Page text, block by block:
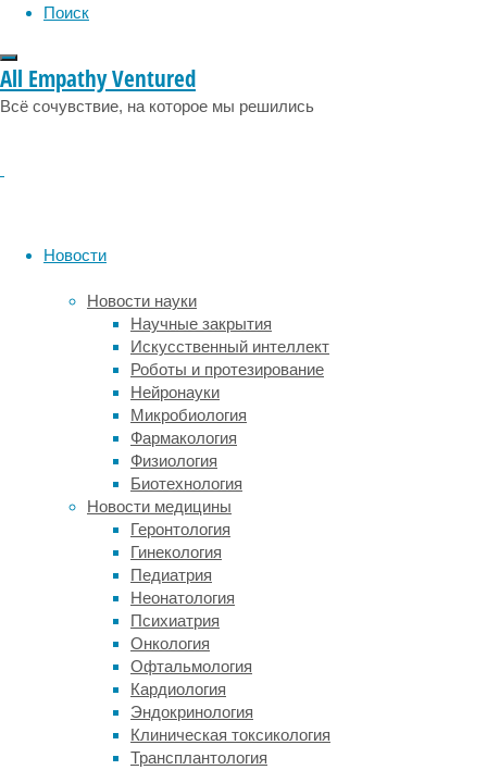
Поиск
All Empathy Ventured
Всё сочувствие, на которое мы решились
Новости
Новости науки
Научные закрытия
Искусственный интеллект
Роботы и протезирование
Нейронауки
Микробиология
Фармакология
Физиология
Биотехнология
Новости медицины
Геронтология
Гинекология
Педиатрия
Неонатология
Психиатрия
Онкология
Офтальмология
Кардиология
Эндокринология
Клиническая токсикология
Трансплантология
Пациентка,
имя
–
находится
последней
стадии
БАС,
состояние
описывается
термином
«синдром
запертой
теле»:
единственное
движение,
которое
может
выполнить